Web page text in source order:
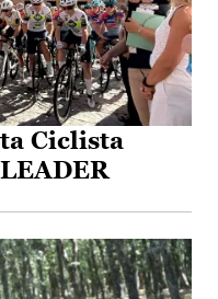
Ciclista